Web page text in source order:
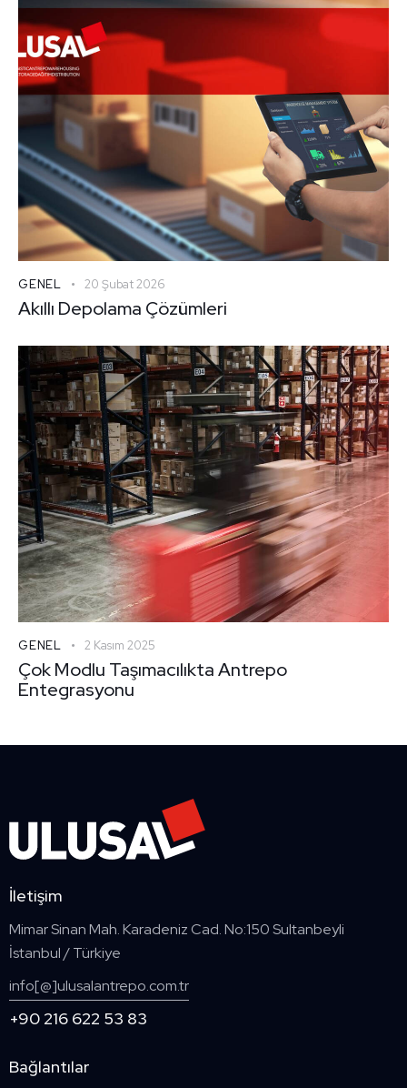
GENEL 20 Şubat 2026
Akıllı Depolama Çözümleri
GENEL 2 Kasım 2025
Çok Modlu Taşımacılıkta Antrepo
Entegrasyonu
İletişim
Mimar Sinan Mah. Karadeniz Cad. No:150 Sultanbeyli
İstanbul / Türkiye
info[@]ulusalantrepo.com.tr
+90 216 622 53 83
Bağlantılar